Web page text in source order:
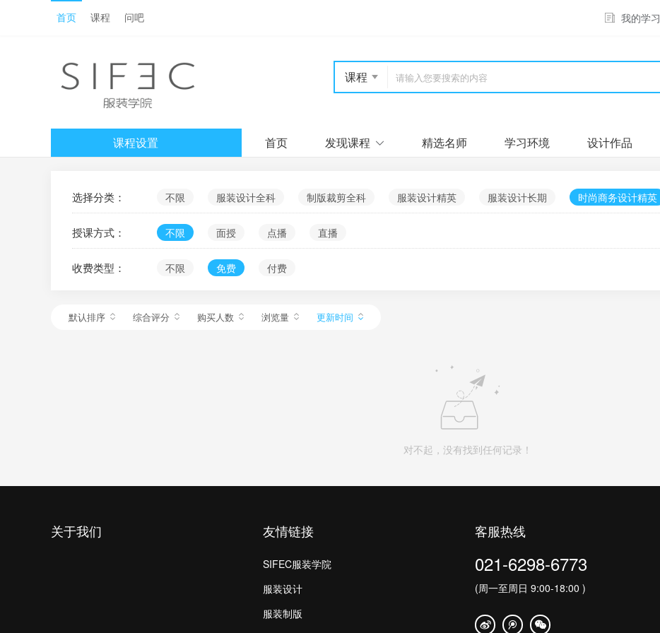
首页 课程 问吧 我的学习
课程
课程设置 首页 发现课程 精选名师 学习环境 设计作品
选择分类： 不限 服装设计全科 制版裁剪全科 服装设计精英 服装设计长期 时尚商务设计精英
授课方式： 不限 面授 点播 直播
收费类型： 不限 免费 付费
默认排序 综合评分 购买人数 浏览量 更新时间
对不起，没有找到任何记录！
关于我们 友情链接
SIFEC服装学院
服装设计
服装制版
客服热线
021-6298-6773
(周一至周日 9:00-18:00 )